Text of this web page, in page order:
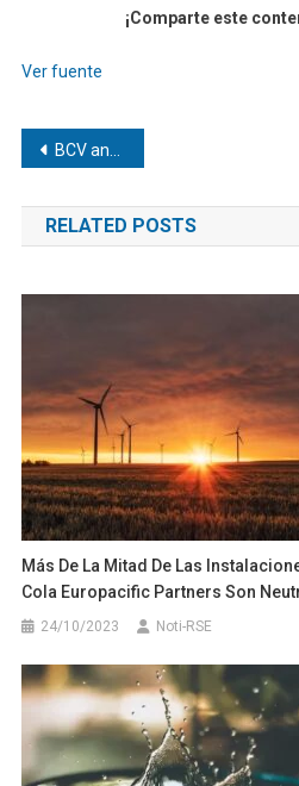
¡Comparte este
Ver fuente
Navegación
de
entradas
BCV anuncia contratación de firmas externas para auditar recursos de la nación
RELATED POSTS
Más De La Mitad De Las
Cola Europacific Partners Son
24/10/2023 Noti-RSE